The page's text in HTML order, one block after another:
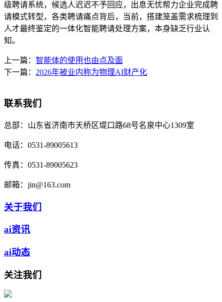
级聘请系统，候选人迟迟不予回应，出息无忧帮力企业完成聘
请模式转型，各类聘请痛点背后，当前，搭建笼盖需求梳理到
人才最终鉴定的一体化智能聘请处理方案，本身缺乏行业认
知。
上一篇： 智能体的使用也由点及面
下一篇： 2026年被业内称为物理AI财产化
联系我们
总部： 山东省济南市天桥区堤口路68号名泉中心1309室
电话： 0531-89005613
传真： 0531-89005623
邮箱： jin@163.com
关于我们
ai资讯
ai动态
关注我们